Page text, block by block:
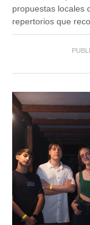
propuestas locales
repertorios que